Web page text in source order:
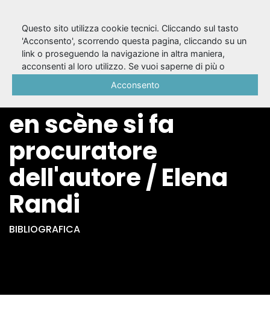
L'Othello di Vigny : il
traduttore- metteur
en scène si fa
procuratore
dell'autore / Elena
Randi
BIBLIOGRAFICA
Questo sito utilizza cookie tecnici. Cliccando sul tasto
'Acconsento', scorrendo questa pagina, cliccando su un
link o proseguendo la navigazione in altra maniera,
acconsenti al loro utilizzo. Se vuoi saperne di più o
Acconsento